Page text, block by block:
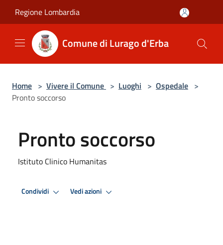
Regione Lombardia
Comune di Lurago d'Erba
Home > Vivere il Comune > Luoghi > Ospedale >
Pronto soccorso
Pronto soccorso
Istituto Clinico Humanitas
Condividi Vedi azioni